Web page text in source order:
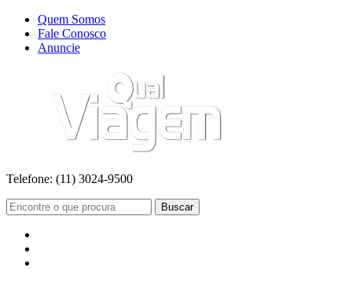
Quem Somos
Fale Conosco
Anuncie
Telefone: (11) 3024-9500
Buscar